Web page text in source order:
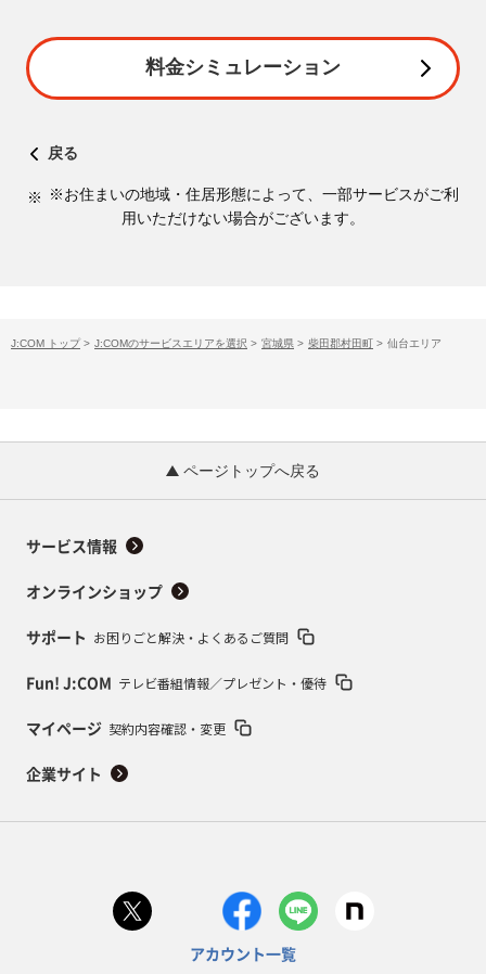
料金シミュレーション
戻る
※お住まいの地域・住居形態によって、一部サービスがご利
用いただけない場合がございます。
J:COM トップ > J:COMのサービスエリアを選択 > 宮城県 > 柴田郡村田町 > 仙台エリア
ページトップへ戻る
サービス情報
オンラインショップ
サポート お困りごと解決・よくあるご質問
Fun! J:COM テレビ番組情報／プレゼント・優待
マイページ 契約内容確認・変更
企業サイト
アカウント一覧